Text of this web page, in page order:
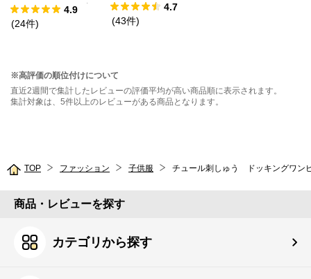
ックドッキングT
シャツ
4.9
(24件)
4.7
(43件)
※高評価の順位付けについて
直近2週間で集計したレビューの評価平均が高い商品順に表示されます。
集計対象は、5件以上のレビューがある商品となります。
TOP ファッション 子供服 チュール刺しゅう ドッキングワン
商品・レビューを探す
カテゴリから探す